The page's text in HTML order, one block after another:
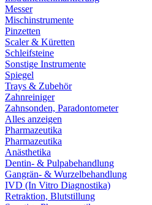
Messer
Mischinstrumente
Pinzetten
Scaler & Küretten
Schleifsteine
Sonstige Instrumente
Spiegel
Trays & Zubehör
Zahnreiniger
Zahnsonden, Paradontometer
Alles anzeigen
Pharmazeutika
Pharmazeutika
Anästhetika
Dentin- & Pulpabehandlung
Gangrän- & Wurzelbehandlung
IVD (In Vitro Diagnostika)
Retraktion, Blutstillung